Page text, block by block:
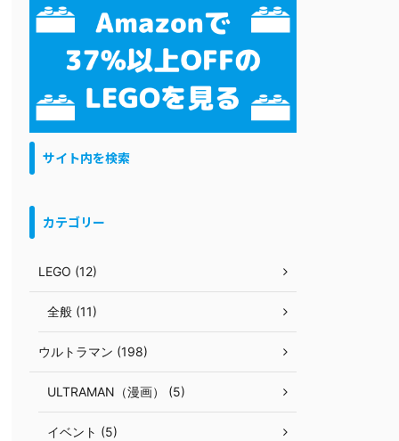
サイト内を検索
カテゴリー
LEGO (12)
全般 (11)
ウルトラマン (198)
ULTRAMAN（漫画） (5)
イベント (5)